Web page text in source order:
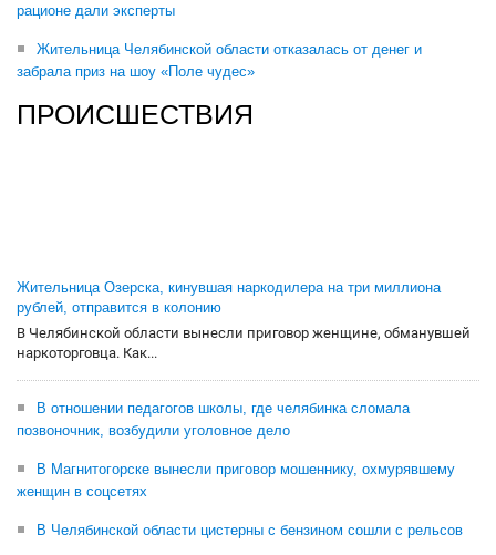
рационе дали эксперты
Жительница Челябинской области отказалась от денег и
забрала приз на шоу «Поле чудес»
ПРОИСШЕСТВИЯ
Жительница Озерска, кинувшая наркодилера на три миллиона
рублей, отправится в колонию
В Челябинской области вынесли приговор женщине, обманувшей
наркоторговца. Как...
В отношении педагогов школы, где челябинка сломала
позвоночник, возбудили уголовное дело
В Магнитогорске вынесли приговор мошеннику, охмурявшему
женщин в соцсетях
В Челябинской области цистерны с бензином сошли с рельсов